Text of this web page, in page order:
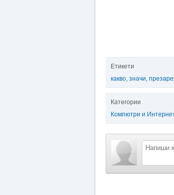
Етикети
какво, значи,
Категории
Компютри и